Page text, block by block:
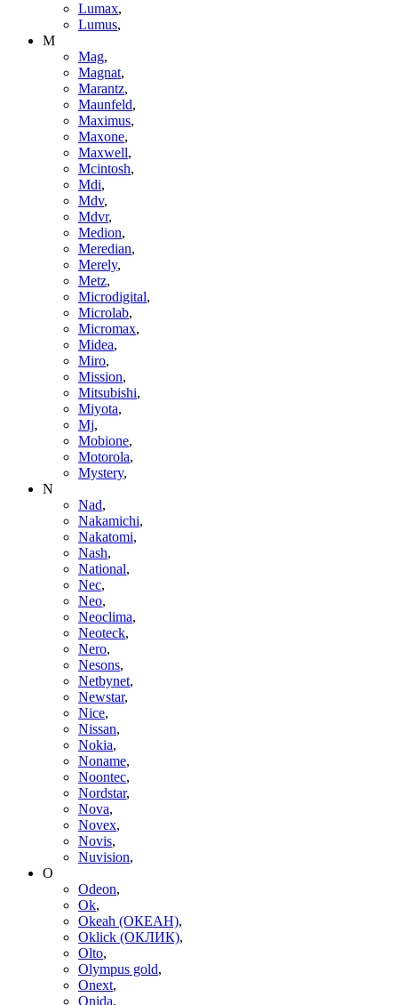
Lumax,
Lumus,
M
Mag,
Magnat,
Marantz,
Maunfeld,
Maximus,
Maxone,
Maxwell,
Mcintosh,
Mdi,
Mdv,
Mdvr,
Medion,
Meredian,
Merely,
Metz,
Microdigital,
Microlab,
Micromax,
Midea,
Miro,
Mission,
Mitsubishi,
Miyota,
Mj,
Mobione,
Motorola,
Mystery,
N
Nad,
Nakamichi,
Nakatomi,
Nash,
National,
Nec,
Neo,
Neoclima,
Neoteck,
Nero,
Nesons,
Netbynet,
Newstar,
Nice,
Nissan,
Nokia,
Noname,
Noontec,
Nordstar,
Nova,
Novex,
Novis,
Nuvision,
O
Odeon,
Ok,
Okeah (ОКЕАН),
Oklick (ОКЛИК),
Olto,
Olympus gold,
Onext,
Onida,